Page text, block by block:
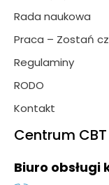
Rada naukowa
Praca – Zostań
Regulaminy
RODO
Kontakt
Centrum
Biuro obsługi